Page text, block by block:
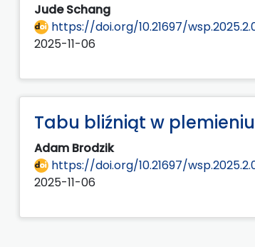
Jude Schang
https://doi.org/10.21697/
2025-11-06
Tabu bliźniąt w
Adam Brodzik
https://doi.org/10.21697/
2025-11-06